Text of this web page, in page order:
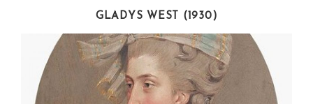
GLADYS WEST (1930)